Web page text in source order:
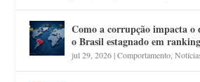
Como a corrupção impacta o
o Brasil estagnado em
jul 29, 2026|Comportamento ,